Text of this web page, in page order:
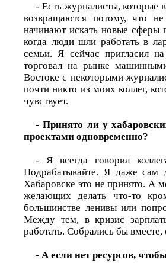
- Есть журналисты, которые
возвращаются потому, что
начинают искать новые сферы
когда люди шли работать в
семьи. Я сейчас пригласил
торговал на рынке
Востоке с некоторыми
почти никто из моих коллег,
чувствует.
- Принято ли у
проектами одновременно?
- Я всегда говорил
Подрабатывайте. Я даже сам
Хабаровске это не принято. А
желающих делать что-то
большинстве ленивы или
Между тем, в кризис
работать. Собрались бы
- А если нет ресурсов,